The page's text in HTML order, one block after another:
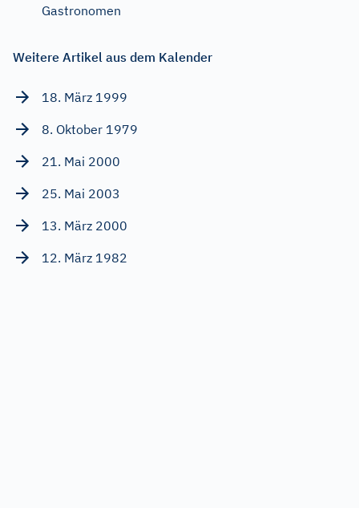
Gastronomen
Weitere Artikel aus dem Kalender
18. März 1999
8. Oktober 1979
21. Mai 2000
25. Mai 2003
13. März 2000
12. März 1982